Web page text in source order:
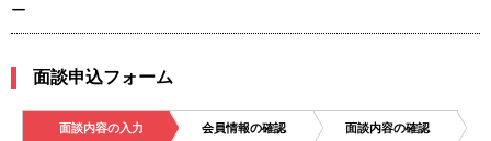
ー
面談申込フォーム
面談内容の入力 会員情報の確認 面談内容の確認